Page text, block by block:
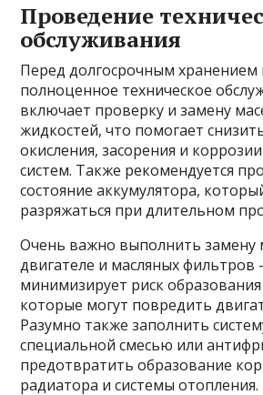
Проведение
обслуживания
Перед долгосрочным
полноценное техническое
включает проверку и замену
жидкостей, что помогает
окисления, засорения и
систем. Также рекомендуется
состояние аккумулятора,
разряжаться при длительном
Очень важно выполнить замену
двигателе и масляных фильтров
минимизирует риск
которые могут повредить
Разумно также заполнить
специальной смесью или
предотвратить образование
радиатора и системы отопления.